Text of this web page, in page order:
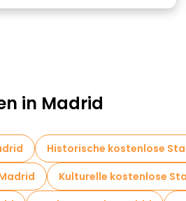
in Madrid
Historische kostenlose
Kulturelle kostenlose